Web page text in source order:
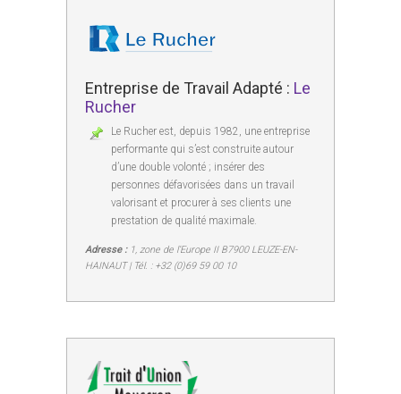
Entreprise de Travail Adapté : Le
Rucher
Le Rucher est, depuis 1982, une entreprise
performante qui s’est construite autour
d’une double volonté ; insérer des
personnes défavorisées dans un travail
valorisant et procurer à ses clients une
prestation de qualité maximale.
Adresse :1, zone de l’Europe II B7900 LEUZE-EN-
HAINAUT | Tél. : +32 (0)69 59 00 10